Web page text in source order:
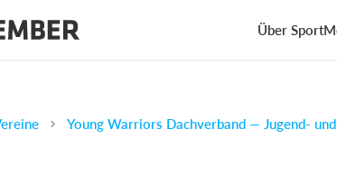
Über
Young Warriors Dachverband — Jugend-